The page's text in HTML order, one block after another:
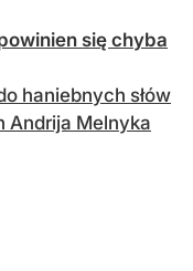
się chyba
haniebnych słów
Andrija Melnyka